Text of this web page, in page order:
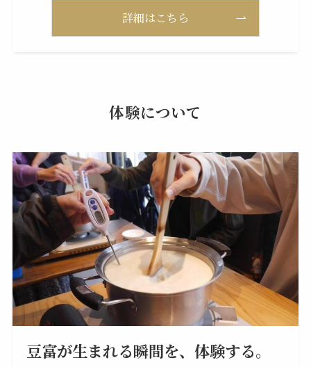
詳細はこちら
体験について
豆富が生まれる瞬間を、体験する。